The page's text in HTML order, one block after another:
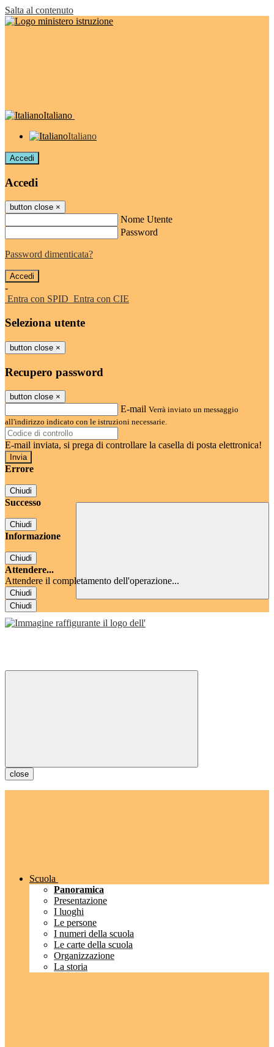
Salta al contenuto
Italiano
Italiano
Accedi
Accedi
button close ×
Nome Utente
Password
Password dimenticata?
-
Entra con SPID Entra con CIE
Seleziona utente
button close ×
Recupero password
button close ×
E-mail Verrà inviato un messaggio
all'indirizzo indicato con le istruzioni necessarie.
E-mail inviata, si prega di controllare la casella di posta elettronica!
Errore
Chiudi
Successo
Chiudi
Informazione
Chiudi
Attendere...
Attendere il completamento dell'operazione...
Chiudi
Chiudi
close
Scuola
Panoramica
Presentazione
I luoghi
Le persone
I numeri della scuola
Le carte della scuola
Organizzazione
La storia